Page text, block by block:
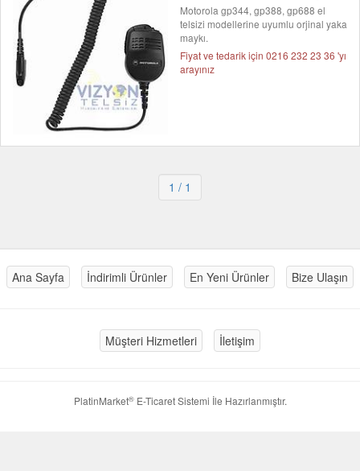
Motorola gp344, gp388, gp688 el
telsizi modellerine uyumlu orjinal yaka
maykı.
Fiyat ve tedarik için 0216 232 23 36 'yı
arayınız
1 / 1
Ana Sayfa İndirimli Ürünler En Yeni Ürünler Bize Ulaşın
Müşteri Hizmetleri İletişim
PlatinMarket®E-Ticaret Sistemi İle Hazırlanmıştır.